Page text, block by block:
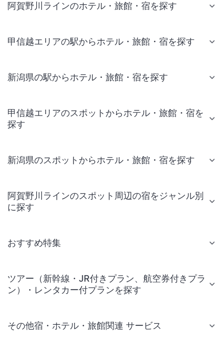
阿賀野川ラインのホテル・旅館・宿を探す
甲信越エリアの駅からホテル・旅館・宿を探す
新潟県の駅からホテル・旅館・宿を探す
甲信越エリアのスポットからホテル・旅館・宿を
探す
新潟県のスポットからホテル・旅館・宿を探す
阿賀野川ラインのスポット周辺の宿をジャンル別
に探す
おすすめ特集
ツアー（新幹線・JR付きプラン、航空券付きプラ
ン）・レンタカー付プランを探す
その他宿・ホテル・旅館関連 サービス